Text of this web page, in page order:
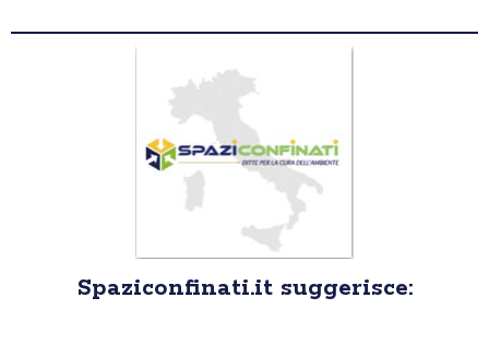
Spaziconfinati.it suggerisce: